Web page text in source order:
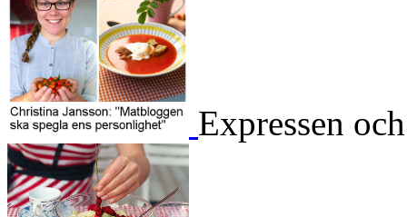
Expressen